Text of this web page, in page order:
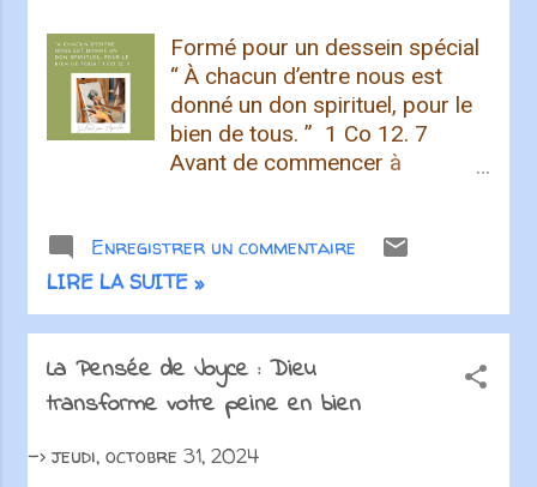
nous encourage à persévérer
dans la foi, sachant que Dieu
est avec nous. Ce verset est
également une invitation à
méditer sur la nature de...
Formé pour un dessein spécial
“ À chacun d’entre nous est
donné un don spirituel, pour le
bien de tous. ” 1 Co 12. 7
Avant de commencer à
définir le rôle assigné au futur
édifice. Tout dépend de ce rôle.
créer, Dieu a défini le rôle que
vous seriez appelé à jouer et
vous a préparé pour que vous
puissiez le tenir selon Son
dessein. Il a aussi planifié
Enregistrer un commentaire
LIRE LA SUITE »
La Pensée de Joyce : Dieu
transforme votre peine en bien
-> jeudi, octobre 31, 2024